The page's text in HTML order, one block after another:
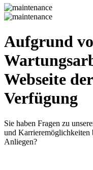
Aufgrund
Webseite
Verfügung
Sie haben Fragen zu
und Karrieremöglichkeiten
Anliegen?